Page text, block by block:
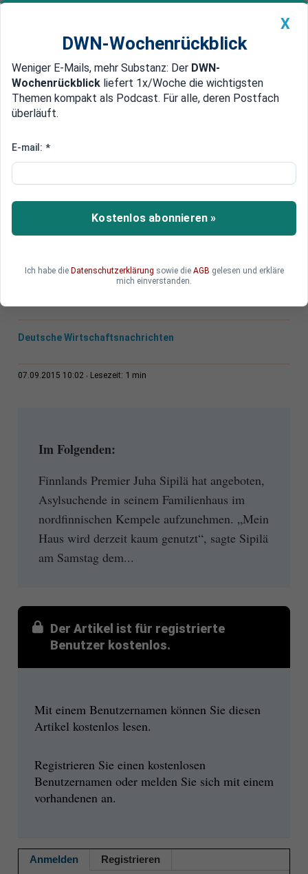
Newsticker MEIN DWN: Geldanlage Premium
Edelmetalle DWN-Magazin China
„Das ist mein Beitrag“
Finnischer Premier öffnet
Sommerhaus für Flüchtlinge
Der finnische Premier Juha Sipilä will Flüchtlinge
eine Unterkunft zu geben.
Deutsche Wirtschaftsnachrichten
07.09.2015 10:02 Lesezeit: 1 min
Im Folgenden:
Finnlands Premier Juha Sipilä hat angeboten,
Asylsuchende in seinem Familienhaus im
nordfinnischen Kempele aufzunehmen. „Mein
Haus wird derzeit kaum genutzt“, sagte Sipilä
am Samstag dem...
Der Artikel ist für registrierte
Benutzer kostenlos.
Mit einem Benutzernamen können Sie diesen
Artikel kostenlos lesen.
Registrieren Sie einen kostenlosen
Benutzernamen oder melden Sie sich mit einem
vorhandenen an.
Anmelden Registrieren
X
DWN-Wochenrückblick
Weniger E-Mails, mehr Substanz: Der DWN-
Wochenrückblick liefert 1x/Woche die wichtigsten
Themen kompakt als Podcast. Für alle, deren Postfach
überläuft.
E-mail: *
Kostenlos abonnieren »
Ich habe die Datenschutzerklärung sowie die AGB gelesen und erkläre
mich einverstanden.